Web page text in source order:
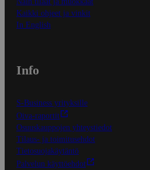
Kaikki ohjeet ja vinkit
In English
Info
S-Business yrityksille
Oiva-raportit
Osuuskauppojen yhteystiedot
Tilaus- ja toimitusehdot
Tietosuojakäytäntö
Palvelun käyttöehdot